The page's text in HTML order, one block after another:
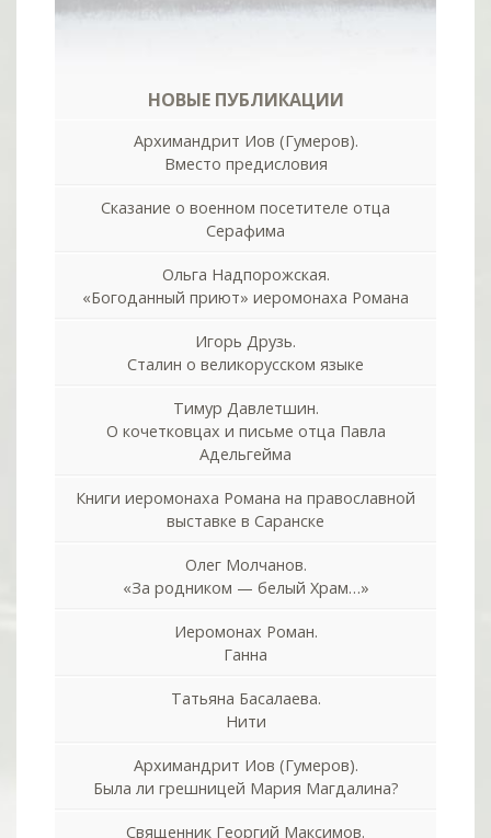
НОВЫЕ ПУБЛИКАЦИИ
Архимандрит Иов (Гумеров).
Вместо предисловия
Сказание о военном посетителе отца
Серафима
Ольга Надпорожская.
«Богоданный приют» иеромонаха Романа
Игорь Друзь.
Сталин о великорусском языке
Тимур Давлетшин.
О кочетковцах и письме отца Павла
Адельгейма
Книги иеромонаха Романа на православной
выставке в Саранске
Олег Молчанов.
«За родником — белый Храм…»
Иеромонах Роман.
Ганна
Татьяна Басалаева.
Нити
Архимандрит Иов (Гумеров).
Была ли грешницей Мария Магдалина?
Священник Георгий Максимов.